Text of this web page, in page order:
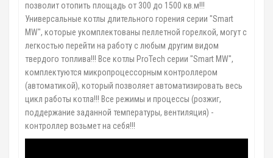
позволит отопить площадь от 300 до 1500 кв.м!!!
Универсальные котлы длительного горения серии "Smart
MW", которые укомплектованы пеллетной горелкой, могут с
легкостью перейти на работу с любым другим видом
твердого топлива!!! Все котлы ProTech серии "Smart MW",
комплектуются микропроцессорным контроллером
(автоматикой), который позволяет автоматизировать весь
цикл работы котла!!! Все режимы и процессы (розжиг,
поддержание заданной температуры, вентиляция) -
контроллер возьмет на себя!!!